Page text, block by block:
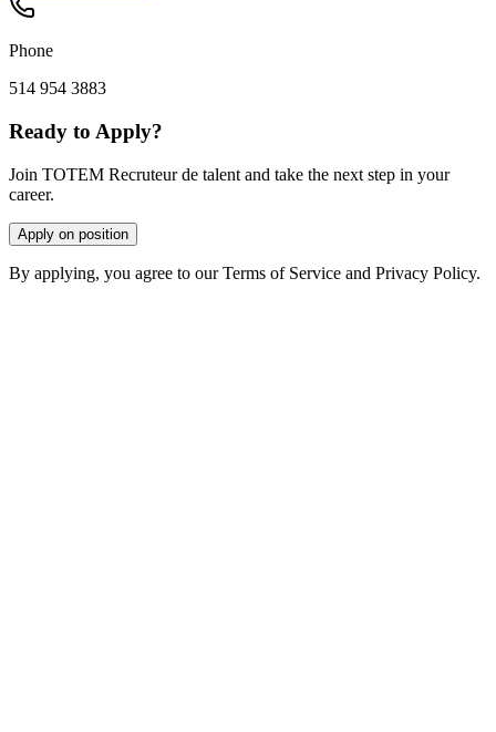
Phone
514 954 3883
Ready to Apply?
Join TOTEM Recruteur de talent and take the next step in your
career.
Apply on position
By applying, you agree to our Terms of Service and Privacy Policy.